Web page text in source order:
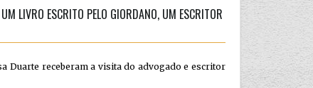
LIVRO ESCRITO PELO GIORDANO, UM ESCRITOR
Duarte receberam a visita do advogado e escritor